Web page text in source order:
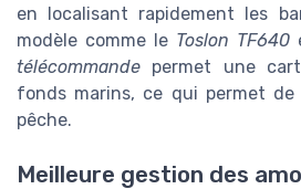
en localisant rapidement les
modèle comme le Toslon TF640
télécommande permet une
fonds marins, ce qui permet
pêche.
Meilleure gestion des